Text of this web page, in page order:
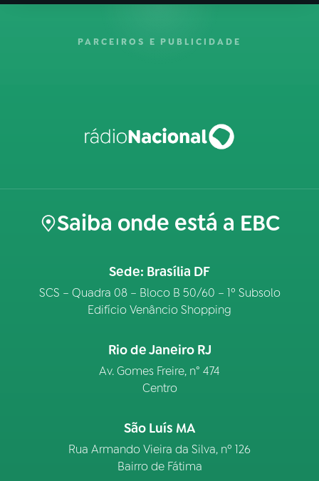
PARCEIROS E PUBLICIDADE
Saiba onde está a EBC
Sede: Brasília DF
SCS – Quadra 08 – Bloco B 50/60 – 1º Subsolo
Edifício Venâncio Shopping
Rio de Janeiro RJ
Av. Gomes Freire, n° 474
Centro
São Luís MA
Rua Armando Vieira da Silva, nº 126
Bairro de Fátima